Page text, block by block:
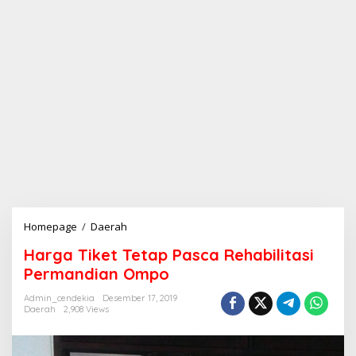
Homepage / Daerah
r
g
a
T
Harga Tiket Tetap Pasca Rehabilitasi
Permandian Ompo
Admin_cendekia
Desember 17, 2019
Daerah
2,908 Views